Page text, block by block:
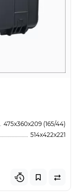
475x360x209 (165/44)
514x422x221